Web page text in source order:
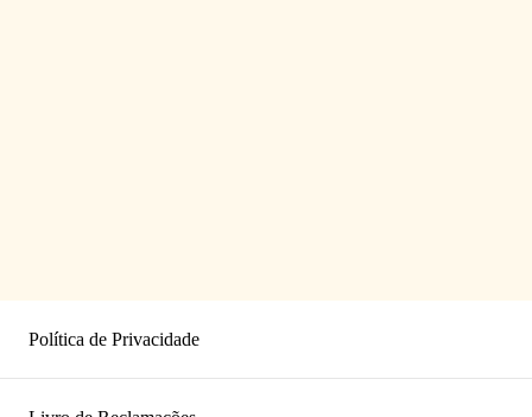
Política de Privacidade